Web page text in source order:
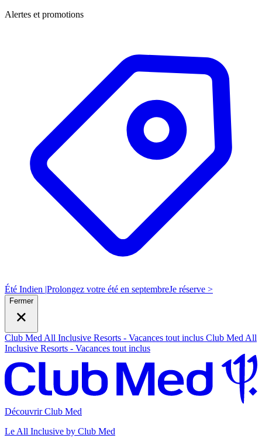
Alertes et promotions
Été Indien |Prolongez votre été en septembreJe réserve >
Fermer
Club Med All Inclusive Resorts - Vacances tout inclus Club Med All
Inclusive Resorts - Vacances tout inclus
Découvrir Club Med
Le All Inclusive by Club Med